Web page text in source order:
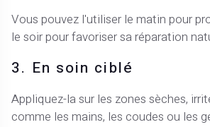
Vous pouvez l'utiliser le matin pour
le soir pour favoriser sa réparation
3. En soin ciblé
Appliquez-la sur les zones sèches,
comme les mains, les coudes ou les